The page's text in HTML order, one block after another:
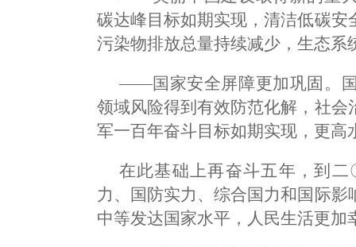
碳达峰目标如期实现，清洁低碳
污染物排放总量持续减少，生态
——国家安全屏障更加巩固。
领域风险得到有效防范化解，社
军一百年奋斗目标如期实现，更高
在此基础上再奋斗五年，到
力、国防实力、综合国力和国际
中等发达国家水平，人民生活更